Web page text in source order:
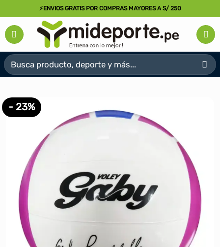
al
contenido
⚡ENVIOS GRATIS POR COMPRAS MAYORES A S/ 250
Buscar
por:
- 23%